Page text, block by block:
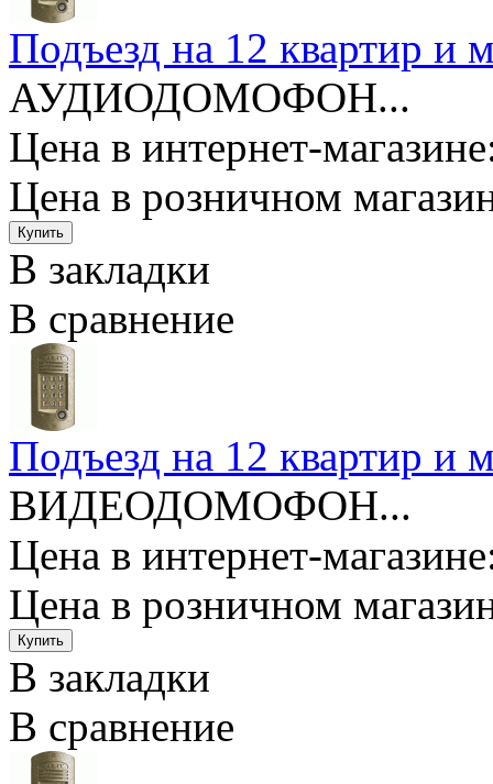
Подъезд на 12 квартир
АУДИОДОМОФОН...
Цена в интернет-
Цена в розничном
В закладки
В сравнение
Подъезд на 12 квартир
ВИДЕОДОМОФОН...
Цена в интернет-
Цена в розничном
В закладки
В сравнение